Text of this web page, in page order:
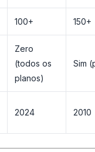
100+ 150+
Zero
(todos os
planos)
Sim
2024 2010